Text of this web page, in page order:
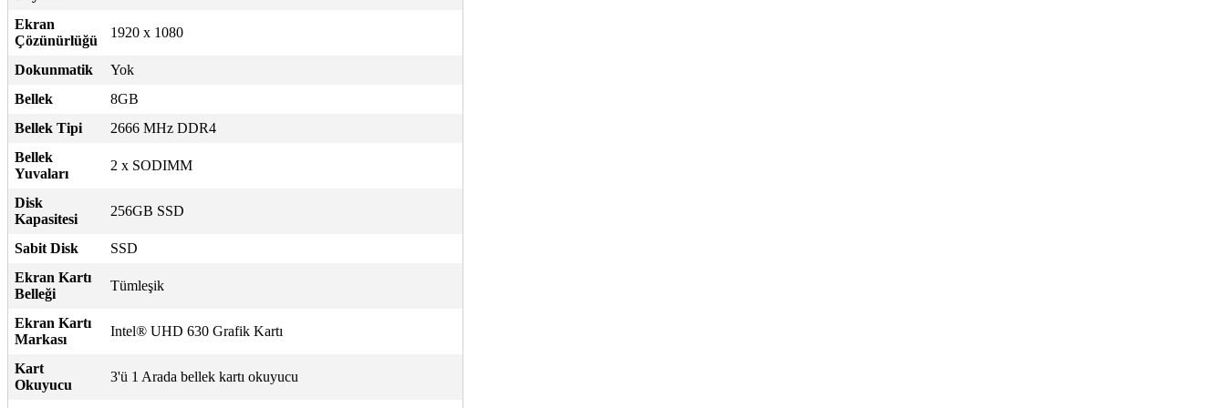
Ekran
Çözünürlüğü
1920 x 1080
Dokunmatik
Yok
Bellek
8GB
Bellek Tipi
2666 MHz DDR4
Bellek
Yuvaları
2 x SODIMM
Disk
Kapasitesi
256GB SSD
Sabit Disk
SSD
Ekran Kartı
Belleği
Tümleşik
Ekran Kartı
Markası
Intel® UHD 630 Grafik Kartı
Kart
Okuyucu
3'ü 1 Arada bellek kartı okuyucu